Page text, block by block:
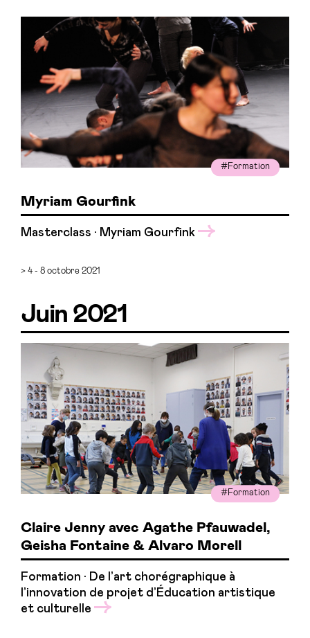
#Formation
Myriam Gourfink
Masterclass · Myriam Gourfink
> 4 - 8 octobre 2021
Juin 2021
#Formation
Claire Jenny avec Agathe Pfauwadel,
Geisha Fontaine & Alvaro Morell
Formation · De l’art chorégraphique à
l’innovation de projet d’Éducation artistique
et culturelle